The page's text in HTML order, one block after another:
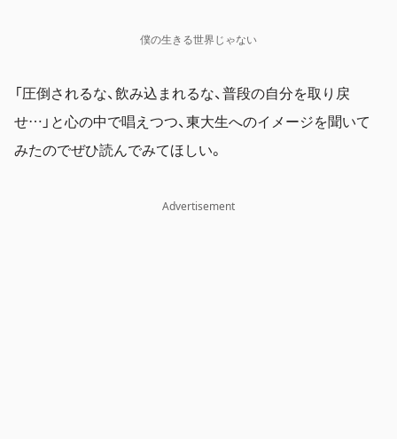
僕の生きる世界じゃない
「圧倒されるな、飲み込まれるな、普段の自分を取り戻
せ…」と心の中で唱えつつ、東大生へのイメージを聞いて
みたのでぜひ読んでみてほしい。
Advertisement